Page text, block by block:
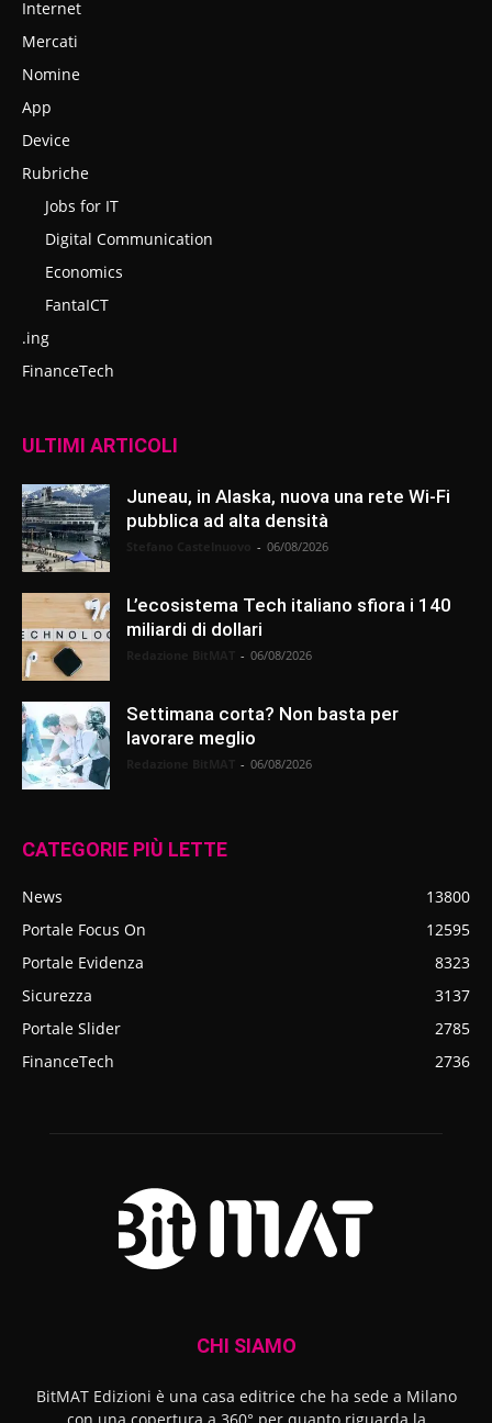
Internet
Mercati
Nomine
App
Device
Rubriche
Jobs for IT
Digital Communication
Economics
FantaICT
.ing
FinanceTech
ULTIMI ARTICOLI
Juneau, in Alaska, nuova una rete Wi-Fi
pubblica ad alta densità
- 06/08/2026
L’ecosistema Tech italiano sfiora i 140
miliardi di dollari
- 06/08/2026
Settimana corta? Non basta per
lavorare meglio
- 06/08/2026
CATEGORIE PIÙ LETTE
News
13800
Portale Focus On
12595
Portale Evidenza
8323
Sicurezza
3137
Portale Slider
2785
FinanceTech
2736
CHI SIAMO
BitMAT Edizioni è una casa editrice che ha sede a Milano
con una copertura a 360° per quanto riguarda la